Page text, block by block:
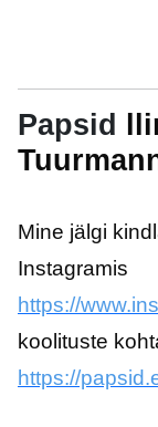
Papsid
Mine jälgi
Instagramis
https://
koolituste
https://